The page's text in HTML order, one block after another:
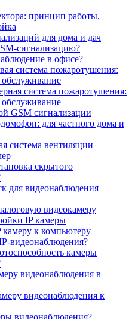
принцип работы,
для дома и дач
сигнализацию?
в офисе?
система пожаротушения:
система пожаротушения:
GSM сигнализации
для частного дома и
система вентиляции
скрытого
для видеонаблюдения
видеокамеру
IP камеры
к компьютеру
видеонаблюдения?
камеры
видеонаблюдения в
видеонаблюдения к
видеонаблюдения?